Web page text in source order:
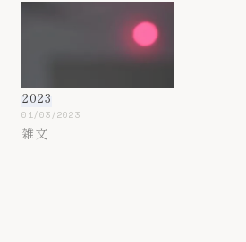
2023
01/03/2023
雑文